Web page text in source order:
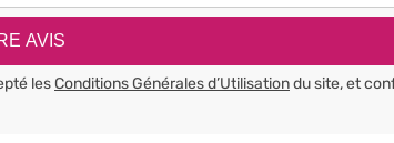
lesConditions Générales d’Utilisationdu site, et